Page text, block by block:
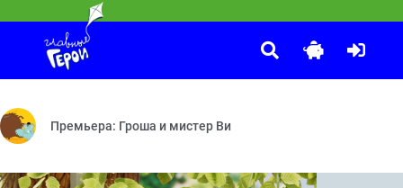
— Железная дорога — Следы преступления — Тайна
их породах, видах, характере и привычках.
КОШЕЧКИ-СОБАЧКИ
Эх, Мия-Мия — Новичок — Английский натюрморт — Где же
Премьера: Гроша и мистер Ви